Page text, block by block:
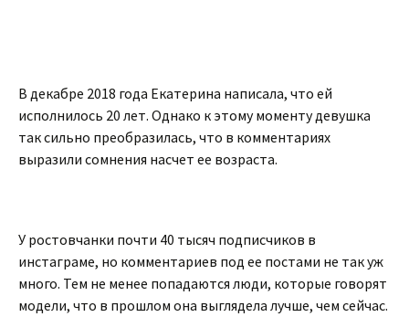
В декабре 2018 года Екатерина написала, что ей
исполнилось 20 лет. Однако к этому моменту девушка
так сильно преобразилась, что в комментариях
выразили сомнения насчет ее возраста.
У ростовчанки почти 40 тысяч подписчиков в
инстаграме, но комментариев под ее постами не так уж
много. Тем не менее попадаются люди, которые говорят
модели, что в прошлом она выглядела лучше, чем сейчас.